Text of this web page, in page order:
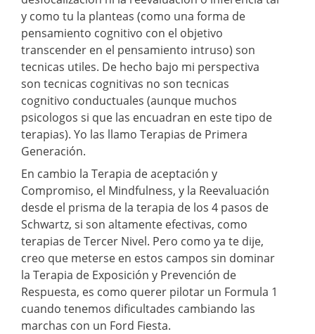
y como tu la planteas (como una forma de
pensamiento cognitivo con el objetivo
transcender en el pensamiento intruso) son
tecnicas utiles. De hecho bajo mi perspectiva
son tecnicas cognitivas no son tecnicas
cognitivo conductuales (aunque muchos
psicologos si que las encuadran en este tipo de
terapias). Yo las llamo Terapias de Primera
Generación.
En cambio la Terapia de aceptación y
Compromiso, el Mindfulness, y la Reevaluación
desde el prisma de la terapia de los 4 pasos de
Schwartz, si son altamente efectivas, como
terapias de Tercer Nivel. Pero como ya te dije,
creo que meterse en estos campos sin dominar
la Terapia de Exposición y Prevención de
Respuesta, es como querer pilotar un Formula 1
cuando tenemos dificultades cambiando las
marchas con un Ford Fiesta.